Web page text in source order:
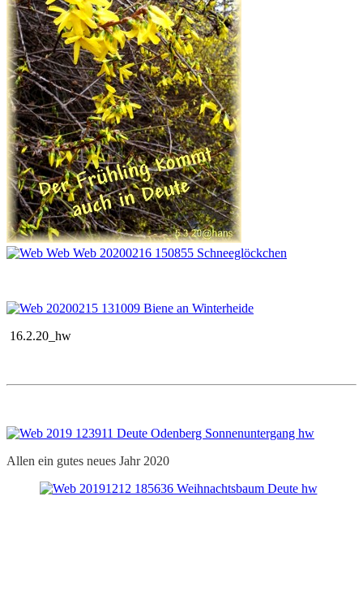
16.2.20_hw
Allen ein gutes neues Jahr 2020